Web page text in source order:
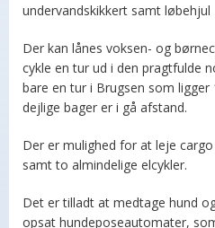
undervandskikkert samt løbehjul
Der kan lånes voksen- og
cykle en tur ud i den pragtfulde
bare en tur i Brugsen som ligger
dejlige bager er i gå afstand.
Der er mulighed for at leje
samt to almindelige elcykler.
Det er tilladt at medtage hund
opsat hundeposeautomater,